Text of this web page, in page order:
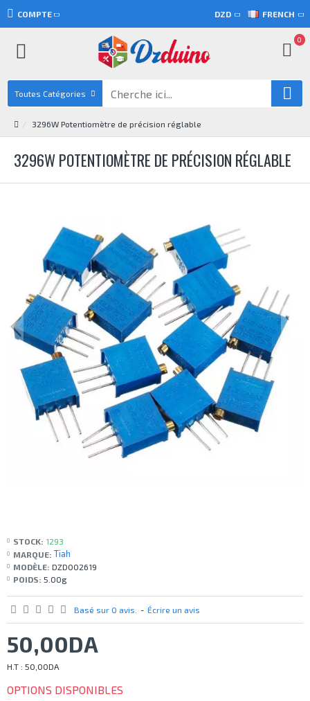
COMPTE DZD FRENCH
0
Toutes Catégories
3296W Potentiomètre de précision réglable
3296W POTENTIOMÈTRE DE PRÉCISION RÉGLABLE
STOCK: 1293
MARQUE: Tiah
MODÈLE: DZD002619
POIDS: 5.00g
Basé sur 0 avis. - Écrire un avis
50,00DA
H.T : 50,00DA
OPTIONS DISPONIBLES